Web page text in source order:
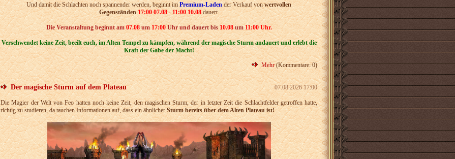
Und damit die Schlachten noch spannender werden, beginnt imPremium-Laden der Verkauf vonwertvollen
Gegenständen 17:00 07.08 - 11:00 10.08dauert.
Die Veranstaltung beginnt am07.08um17:00Uhr unddauert bis10.08um11:00 Uhr.
Verschwendet keine Zeit, beeilt euch, im Alten Tempel zu kämpfen, während der magische Sturm andauert und erlebt die
Kraft der Gabe der Macht!
Mehr(Kommentare: 0)
Der magische Sturm auf dem Plateau 07.08.2026 17:00
Die Magier der Welt von Feo hatten noch keine Zeit, den magischen Sturm, der in letzter Zeit die Schlachtfelder getroffen hatte,
richtig zu studieren, da tauchen Informationen auf, dass ein ähnlicherSturm bereits über dem Alten Plateau ist!